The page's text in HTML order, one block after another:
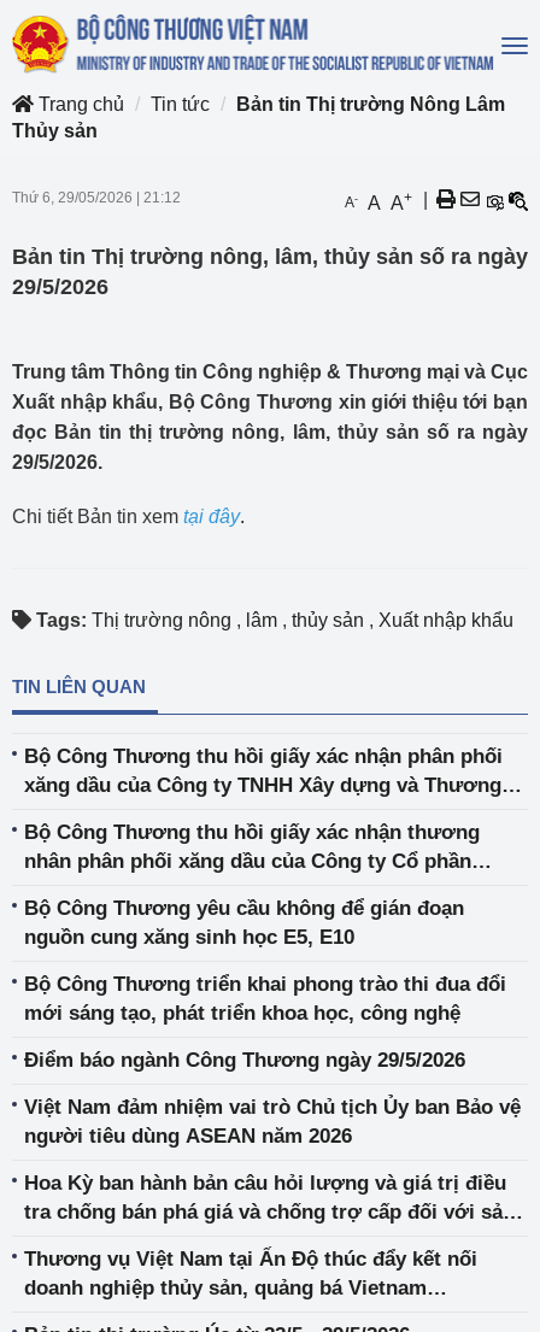
Trang chủ
Tin tức
Bản tin Thị trường Nông Lâm
Thủy sản
Thứ 6, 29/05/2026 21:12 A- A A+
Bản tin Thị trường nông, lâm, thủy sản số ra ngày
29/5/2026
Trung tâm Thông tin Công nghiệp & Thương mại và Cục
Xuất nhập khẩu, Bộ Công Thương xin giới thiệu tới bạn
đọc Bản tin thị trường nông, lâm, thủy sản số ra ngày
29/5/2026.
Chi tiết Bản tin xem tại đây.
Tags: Thị trường nông , lâm , thủy sản , Xuất nhập khẩu
TIN LIÊN QUAN
Bộ Công Thương thu hồi giấy xác nhận phân phối
xăng dầu của Công ty TNHH Xây dựng và Thương
Bộ Công Thương thu hồi giấy xác nhận thương
nhân phân phối xăng dầu của Công ty Cổ phần
Bộ Công Thương yêu cầu không để gián đoạn
nguồn cung xăng sinh học E5, E10
Bộ Công Thương triển khai phong trào thi đua đổi
mới sáng tạo, phát triển khoa học, công nghệ
Điểm báo ngành Công Thương ngày 29/5/2026
Việt Nam đảm nhiệm vai trò Chủ tịch Ủy ban Bảo vệ
người tiêu dùng ASEAN năm 2026
Hoa Kỳ ban hành bản câu hỏi lượng và giá trị điều
tra chống bán phá giá và chống trợ cấp đối với sản
phẩm máy nén khí nhập khẩu từ Việt Nam
Thương vụ Việt Nam tại Ấn Độ thúc đẩy kết nối
doanh nghiệp thủy sản, quảng bá Vietnam
International Sourcing 2026